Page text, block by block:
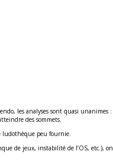
les analyses sont quasi
des sommets.
ludothèque peu fournie.
jeux, instabilité de l’OS, etc.), on